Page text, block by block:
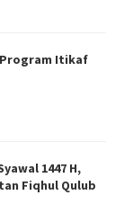
Itikaf
1447 H,
Fiqhul Qulub